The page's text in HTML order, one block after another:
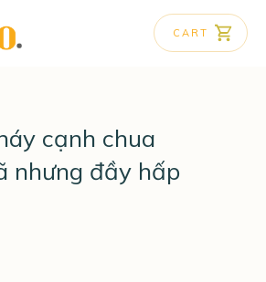
CART
cạnh chua
nhưng đầy hấp